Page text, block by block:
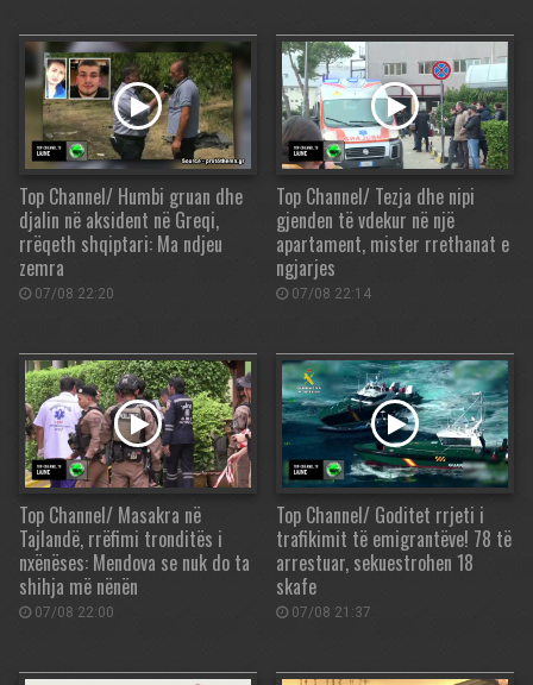
Top Channel/ Humbi gruan dhe
djalin në aksident në Greqi,
rrëqeth shqiptari: Ma ndjeu
zemra
07/08 22:20
Top Channel/ Tezja dhe nipi
gjenden të vdekur në një
apartament, mister rrethanat e
ngjarjes
07/08 22:14
Top Channel/ Masakra në
Tajlandë, rrëfimi tronditës i
nxënëses: Mendova se nuk do ta
shihja më nënën
07/08 22:00
Top Channel/ Goditet rrjeti i
trafikimit të emigrantëve! 78 të
arrestuar, sekuestrohen 18
skafe
07/08 21:37